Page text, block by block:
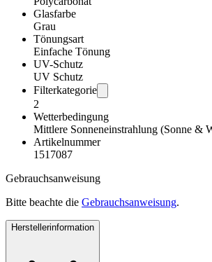
Glasfarbe
Grau
Tönungsart
Einfache Tönung
UV-Schutz
UV Schutz
Filterkategorie
2
Wetterbedingung
Mittlere Sonneneinstrahlung (Sonne &
Artikelnummer
1517087
Gebrauchsanweisung
Bitte beachte die Gebrauchsanweisung.
Herstellerinformation